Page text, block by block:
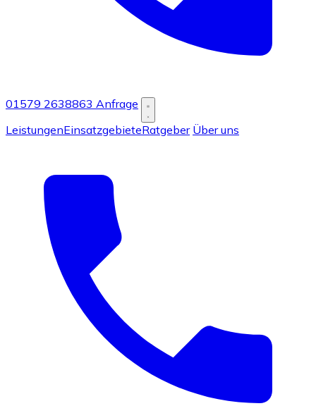
01579 2638863 Anfrage
LeistungenEinsatzgebieteRatgeber Über uns